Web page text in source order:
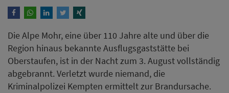
Die Alpe Mohr, eine über 110 Jahre alte und über die
Region hinaus bekannte Ausflugsgaststätte bei
Oberstaufen, ist in der Nacht zum 3. August vollständig
abgebrannt. Verletzt wurde niemand, die
Kriminalpolizei Kempten ermittelt zur Brandursache.